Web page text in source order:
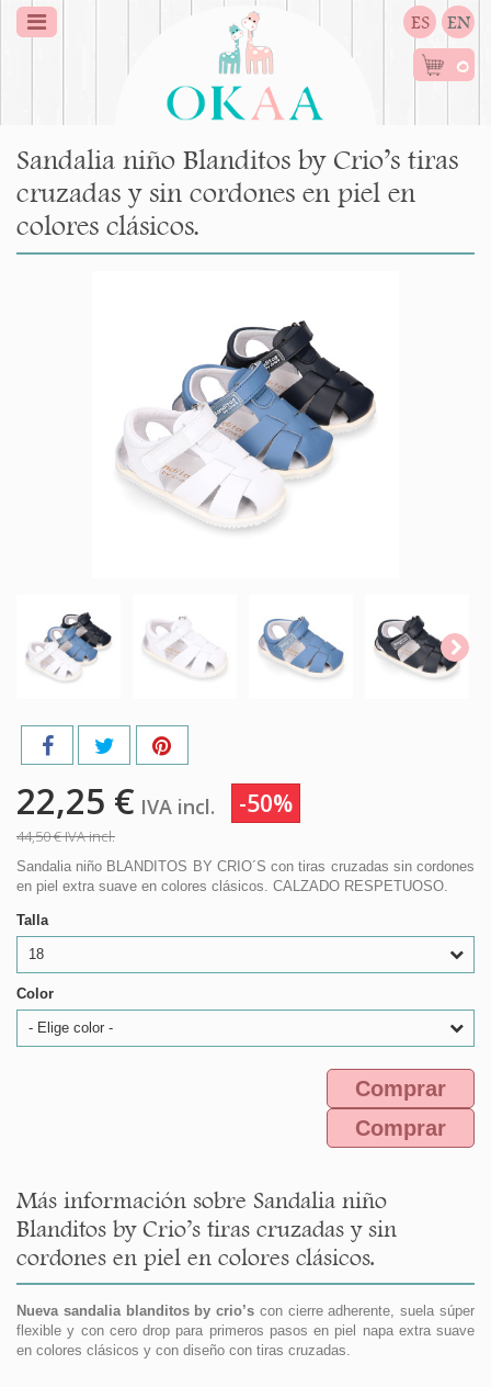
ES EN
0
Sandalia niño Blanditos by Crio’s tiras
cruzadas y sin cordones en piel en
colores clásicos.
22,25 € IVA incl. -50%
44,50 €IVA incl.
Sandalia niño BLANDITOS BY CRIO´S con tiras cruzadas sin cordones
en piel extra suave en colores clásicos. CALZADO RESPETUOSO.
Talla
18
Color
- Elige color -
Comprar
Comprar
Más información sobre Sandalia niño
Blanditos by Crio’s tiras cruzadas y sin
cordones en piel en colores clásicos.
Nueva sandalia blanditos by crio’s con cierre adherente, suela súper
flexible y con cero drop para primeros pasos en piel napa extra suave
en colores clásicos y con diseño con tiras cruzadas.